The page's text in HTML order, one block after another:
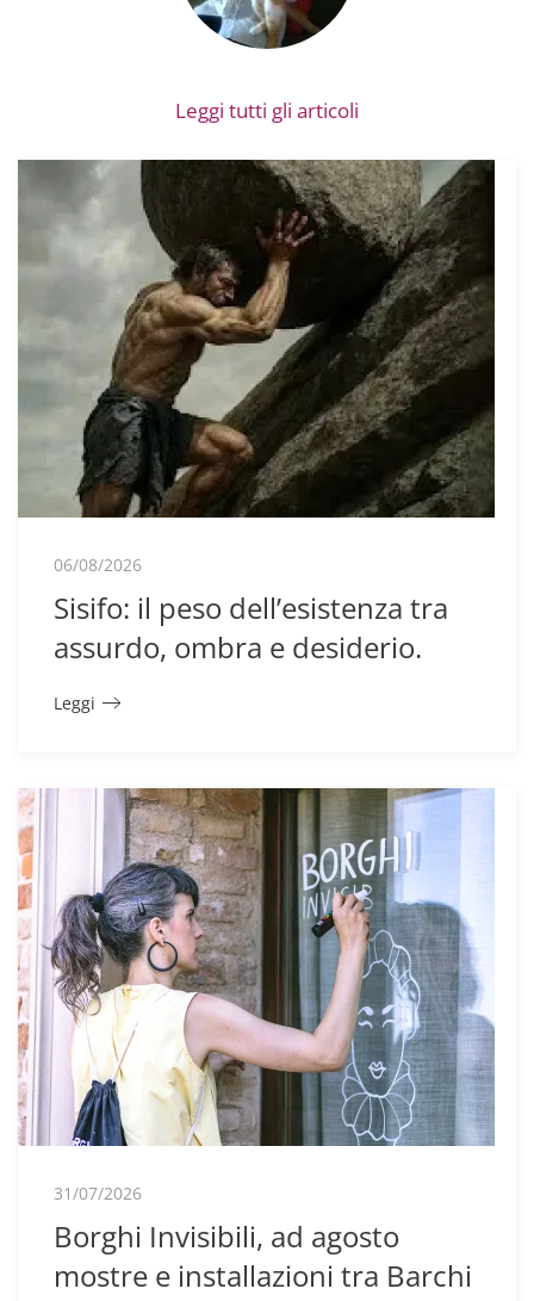
Leggi tutti gli articoli
06/08/2026
Sisifo: il peso dell’esistenza tra
assurdo, ombra e desiderio.
Leggi
31/07/2026
Borghi Invisibili, ad agosto
mostre e installazioni tra Barchi